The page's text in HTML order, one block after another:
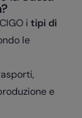
i tipi di
le
e